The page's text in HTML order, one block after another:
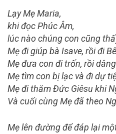
Lạy Mẹ Maria,
khi đọc Phúc Âm,
lúc nào chúng con cũng
Mẹ đi giúp bà Isave, rồi đi
Mẹ đưa con đi trốn, rồi
Mẹ tìm con bị lạc và đi dự
Mẹ đi thăm Đức Giêsu khi
Và cuối cùng Mẹ đã theo
Mẹ lên đường để đáp lại